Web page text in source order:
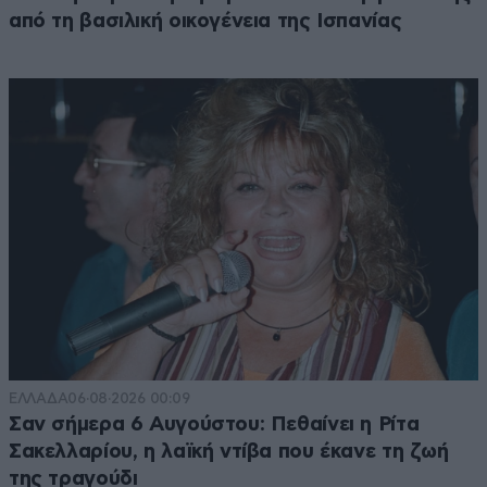
από τη βασιλική οικογένεια της Ισπανίας
ΕΛΛΑΔΑ06·08·2026 00:09
Σαν σήμερα 6 Αυγούστου: Πεθαίνει η Ρίτα
Σακελλαρίου, η λαϊκή ντίβα που έκανε τη ζωή
της τραγούδι